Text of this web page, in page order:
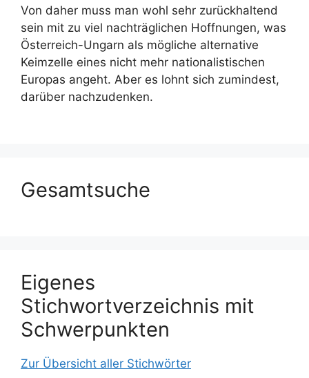
Von daher muss man wohl sehr zurückhaltend
sein mit zu viel nachträglichen Hoffnungen, was
Österreich-Ungarn als mögliche alternative
Keimzelle eines nicht mehr nationalistischen
Europas angeht. Aber es lohnt sich zumindest,
darüber nachzudenken.
Gesamtsuche
Eigenes
Stichwortverzeichnis mit
Schwerpunkten
Zur Übersicht aller Stichwörter